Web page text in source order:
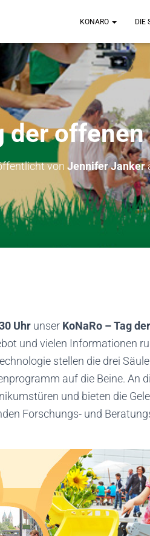
KONARO DIE
der
von Jennifer Janker
Uhr unser KoNaRo – Tag
und vielen Informationen
stellen die drei
auf die Beine. An
und bieten die
Forschungs- und